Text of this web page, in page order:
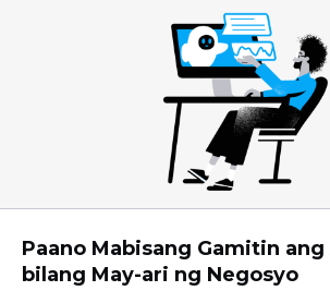
Paano Mabisang Gamitin ang
bilang May-ari ng Negosyo